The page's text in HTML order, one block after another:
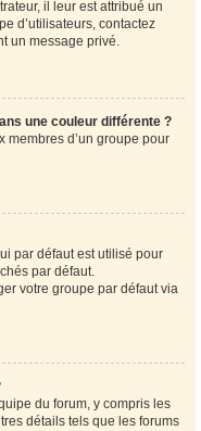
il leur est attribué un
d’utilisateurs, contactez
un message privé.
une couleur différente ?
membres d’un groupe pour
par défaut est utilisé pour
par défaut.
votre groupe par défaut via
du forum, y compris les
détails tels que les forums